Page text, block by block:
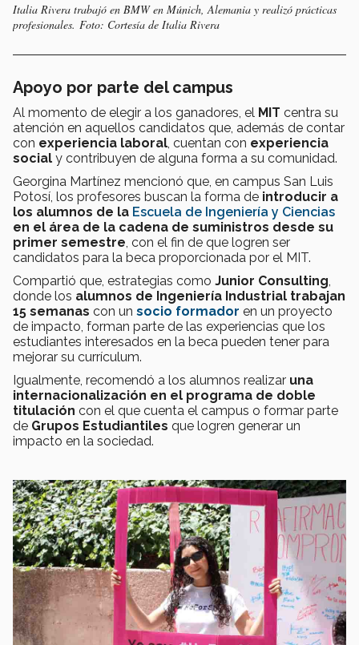
Italia Rivera trabajó en BMW en Múnich, Alemania y realizó prácticas
profesionales. Foto: Cortesía de Italia Rivera
Apoyo por parte del campus
Al momento de elegir a los ganadores, el MIT centra su
atención en aquellos candidatos que, además de contar
con experiencia laboral , cuentan con experiencia
social y contribuyen de alguna forma a su comunidad.
Georgina Martínez mencionó que, en campus San Luis
Potosí, los profesores buscan la forma de introducir a
los alumnos de la Escuela de Ingeniería y Ciencias
en el área de la cadena de suministros desde su
primer semestre , con el fin de que logren ser
candidatos para la beca proporcionada por el MIT.
Compartió que, estrategias como Junior Consulting
donde los alumnos de Ingeniería Industrial trabajan
15 semanas con un socio formador en un proyecto
de impacto, forman parte de las experiencias que los
estudiantes interesados en la beca pueden tener para
mejorar su currículum.
Igualmente, recomendó a los alumnos realizar una
internacionalización en el programa de doble
titulación con el que cuenta el campus o formar parte
de Grupos Estudiantiles que logren generar un
impacto en la sociedad.